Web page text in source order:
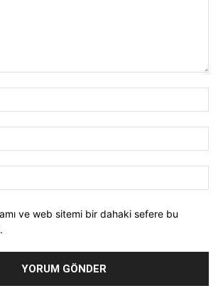
ve web sitemi bir dahaki sefere bu